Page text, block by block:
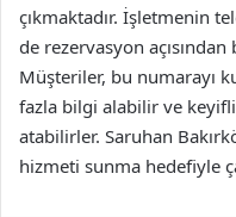
çıkmaktadır. İşletmenin
de rezervasyon
Müşteriler, bu numarayı
fazla bilgi alabilir ve
atabilirler. Saruhan
hizmeti sunma hedefiyle